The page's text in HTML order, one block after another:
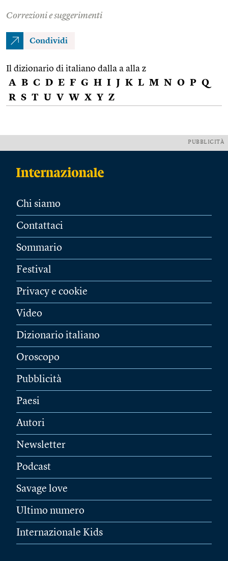
Correzioni e suggerimenti
Condividi
Il dizionario di italiano dalla a alla z
A B C D E F G H I J K L M N O P Q
R S T U V W X Y Z
PUBBLICITÀ
Chi siamo
Contattaci
Sommario
Festival
Privacy e cookie
Video
Dizionario italiano
Oroscopo
Pubblicità
Paesi
Autori
Newsletter
Podcast
Savage love
Ultimo numero
Internazionale Kids